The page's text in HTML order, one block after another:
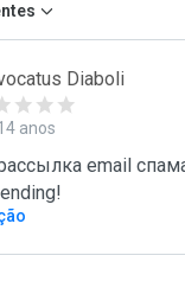
Diaboli
anos
email